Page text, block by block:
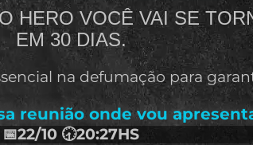
HERO VOCÊ VAI SE
EM 30 DIAS.
na defumação para
reunião onde vou
📅22/10 🕣20:27HS